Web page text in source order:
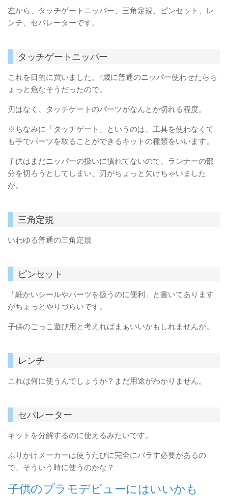
左から、タッチゲートニッパー、三角定規、ピンセット、レ
ンチ、セパレーターです。
タッチゲートニッパー
これを目的に買いました。4歳に普通のニッパー使わせたらち
ょっと危なそうだったので。
刃はなく、タッチゲートのパーツがなんとか切れる程度。
※ちなみに「タッチゲート」というのは、工具を使わなくて
も手でパーツを取ることができるキットの種類をいいます。
子供はまだニッパーの扱いに慣れてないので、ランナーの部
分を切ろうとしてしまい、刃がちょっと欠けちゃいました
が。
三角定規
いわゆる普通の三角定規
ピンセット
「細かいシールやパーツを扱うのに便利」と書いてあります
がちょっとやりづらいです。
子供のごっこ遊び用と考えればまぁいいかもしれませんが。
レンチ
これは何に使うんでしょうか？まだ用途がわかりません。
セパレーター
キットを分解するのに使えるみたいです。
ふりかけメーカーは使うたびに完全にバラす必要があるの
で、そういう時に使うのかな？
子供のプラモデビューにはいいかも